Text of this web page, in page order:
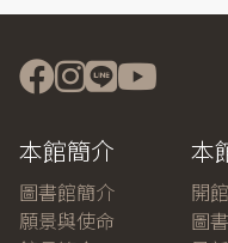
本館簡介
圖書館簡介
願景與使命
本
開
圖